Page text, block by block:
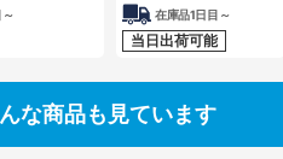
～ 在庫品1日目～
当日出荷可能
な商品も見ています